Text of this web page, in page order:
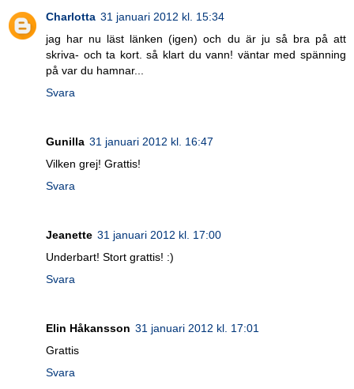
Charlotta 31 januari 2012 kl. 15:34
jag har nu läst länken (igen) och du är ju så bra på att
skriva- och ta kort. så klart du vann! väntar med spänning
på var du hamnar...
Svara
Gunilla 31 januari 2012 kl. 16:47
Vilken grej! Grattis!
Svara
Jeanette 31 januari 2012 kl. 17:00
Underbart! Stort grattis! :)
Svara
Elin Håkansson 31 januari 2012 kl. 17:01
Grattis
Svara